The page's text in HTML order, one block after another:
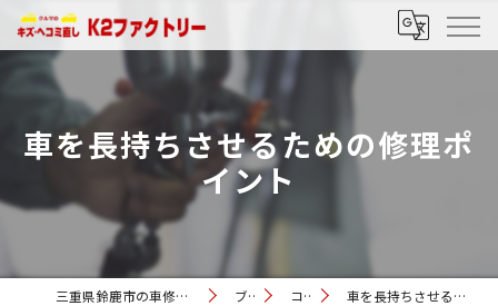
車を長持ちさせるための修理ポ
イント
三重県鈴鹿市の車修理ならK2ファクトリー ブログ コラム 車を長持ちさせるための修理ポイント